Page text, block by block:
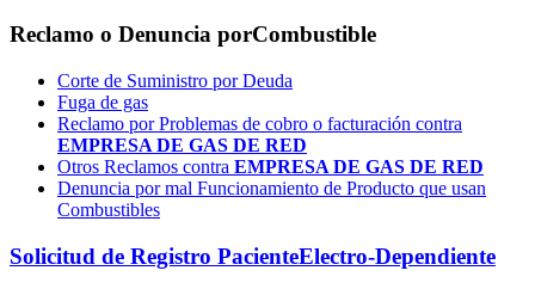
Reclamo o Denuncia porCombustible
Corte de Suministro por Deuda
Fuga de gas
Reclamo por Problemas de cobro o facturación contra
EMPRESA DE GAS DE RED
Otros Reclamos contra EMPRESA DE GAS DE RED
Denuncia por mal Funcionamiento de Producto que usan
Combustibles
Solicitud de Registro PacienteElectro-Dependiente